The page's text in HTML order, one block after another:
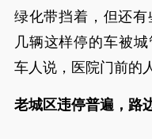
绿化带挡着，但还
几辆这样停的车被
车人说，医院门前的
老城区违停普遍，路